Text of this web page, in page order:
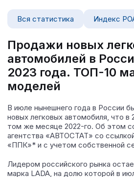
Вся статистика Индекс
Продажи новых
автомобилей в
2023 года. ТОП-10
моделей
В июле нынешнего года в России
новых легковых автомобиля, что в
том же месяце 2022-го. Об этом
агентства «АВТОСТАТ» со
«ППК»* и с учетом собственной
Лидером российского рынка
марка LADA, на долю которой в